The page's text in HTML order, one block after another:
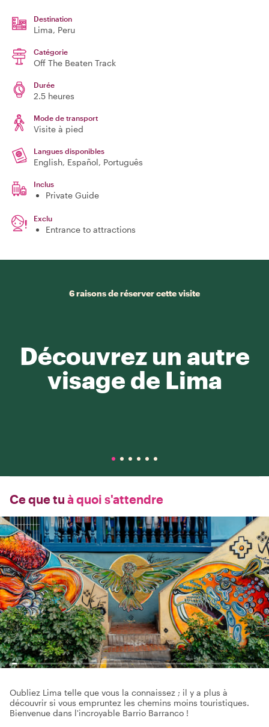
Destination
Lima, Peru
Catégorie
Off The Beaten Track
Durée
2.5 heures
Mode de transport
Visite à pied
Langues disponibles
English, Español, Português
Inclus
Private Guide
Exclu
Entrance to attractions
6 raisons de réserver cette visite
Découvrez un autre
visage de Lima
Ce que tu à quoi s'attendre
Oubliez Lima telle que vous la connaissez ; il y a plus à
découvrir si vous empruntez les chemins moins touristiques.
Bienvenue dans l'incroyable Barrio Barranco !